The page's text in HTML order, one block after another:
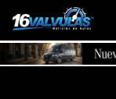
Saltar al